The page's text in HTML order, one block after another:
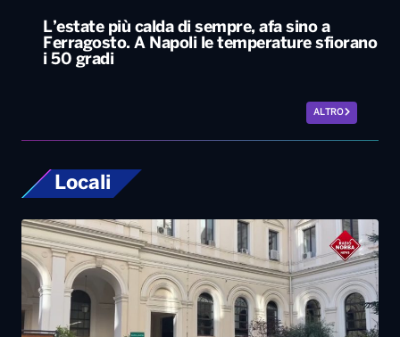
Locali
Università, dal ministero circa 400 milioni di